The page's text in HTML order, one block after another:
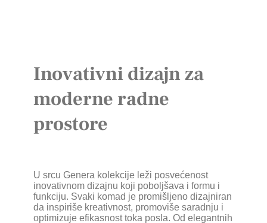
Inovativni dizajn za
moderne radne
prostore
U srcu Genera kolekcije leži posvećenost
inovativnom dizajnu koji poboljšava i formu i
funkciju. Svaki komad je promišljeno dizajniran
da inspiriše kreativnost, promoviše saradnju i
optimizuje efikasnost toka posla. Od elegantnih